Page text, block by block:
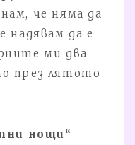
че няма да
надявам да е
ми два
през лятото
нощи“